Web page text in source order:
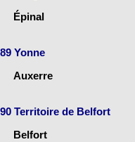
Épinal
89 Yonne
Auxerre
90 Territoire de Belfort
Belfort